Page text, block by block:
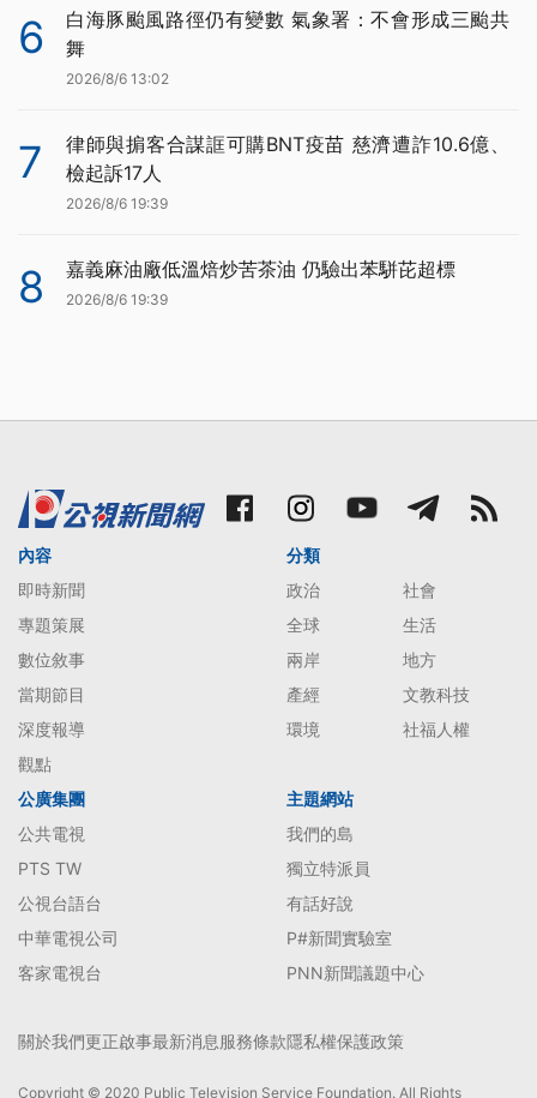
6
白海豚颱風路徑仍有變數 氣象署：不會形成三颱共
舞
2026/8/6 13:02
7
律師與掮客合謀誆可購BNT疫苗 慈濟遭詐10.6億、
檢起訴17人
2026/8/6 19:39
8 嘉義麻油廠低溫焙炒苦茶油 仍驗出苯駢芘超標
2026/8/6 19:39
內容
即時新聞
專題策展
數位敘事
當期節目
深度報導
觀點
分類
政治
社會
全球
生活
兩岸
地方
產經
文教科技
環境
社福人權
公廣集團
公共電視
PTS TW
公視台語台
中華電視公司
客家電視台
主題網站
我們的島
獨立特派員
有話好說
P#新聞實驗室
PNN新聞議題中心
關於我們更正啟事最新消息服務條款隱私權保護政策
Copyright © 2020 Public Television Service Foundation. All Rights